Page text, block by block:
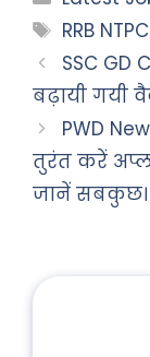
Tags
RRB
SSC GD
बढ़ायी गयी
PWD
तुरंत करें
जानें सबकुछ।